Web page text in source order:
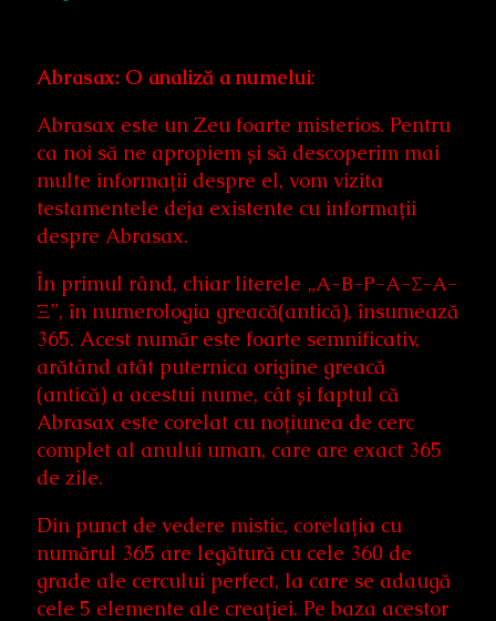
Abrasax: O analiză a numelui:
Abrasax este un Zeu foarte misterios. Pentru
ca noi să ne apropiem și să descoperim mai
multe informații despre el, vom vizita
testamentele deja existente cu informații
despre Abrasax.
În primul rând, chiar literele „Α-Β-Ρ-Α-Σ-Α-
Ξ”, în numerologia greacă(antică), însumează
365. Acest număr este foarte semnificativ,
arătând atât puternica origine greacă
(antică) a acestui nume, cât și faptul că
Abrasax este corelat cu noțiunea de cerc
complet al anului uman, care are exact 365
de zile.
Din punct de vedere mistic, corelația cu
numărul 365 are legătură cu cele 360 de
grade ale cercului perfect, la care se adaugă
cele 5 elemente ale creației. Pe baza acestor